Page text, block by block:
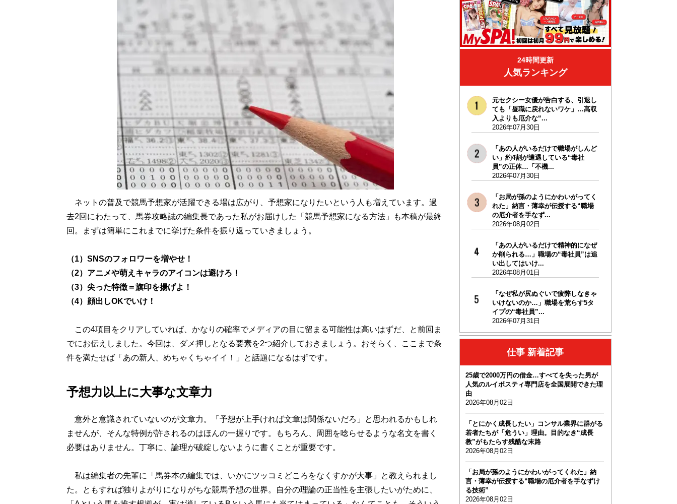
ネットの普及で競馬予想家が活躍できる場は広がり、予想家になりたいという人も増えています。過
去2回にわたって、馬券攻略誌の編集長であった私がお届けした「競馬予想家になる方法」も本稿が最終
回。まずは簡単にこれまでに挙げた条件を振り返っていきましょう。
（1）SNSのフォロワーを増やせ！
（2）アニメや萌えキャラのアイコンは避けろ！
（3）尖った特徴＝旗印を揚げよ！
（4）顔出しOKでいけ！
この4項目をクリアしていれば、かなりの確率でメディアの目に留まる可能性は高いはずだ、と前回ま
でにお伝えしました。今回は、ダメ押しとなる要素を2つ紹介しておきましょう。おそらく、ここまで条
件を満たせば「あの新人、めちゃくちゃイイ！」と話題になるはずです。
予想力以上に大事な文章力
意外と意識されていないのが文章力。「予想が上手ければ文章は関係ないだろ」と思われるかもしれ
ませんが、そんな特例が許されるのはほんの一握りです。もちろん、周囲を唸らせるような名文を書く
必要はありません。丁寧に、論理が破綻しないように書くことが重要です。
私は編集者の先輩に「馬券本の編集では、いかにツッコミどころをなくすかが大事」と教えられまし
た。ともすれば独りよがりになりがちな競馬予想の世界。自分の理論の正当性を主張したいがために、
24時間更新
人気ランキング
元セクシー女優が告白する、引退し
ても「昼職に戻れないワケ」…高収
入よりも厄介な“...
2026年07月30日
「あの人がいるだけで職場がしんど
い」約4割が遭遇している“毒社
員”の正体…「不機...
2026年07月30日
「お局が孫のようにかわいがってく
れた」納言・薄幸が伝授する“職場
の厄介者を手なず...
2026年08月02日
「あの人がいるだけで精神的になぜ
か削られる…」職場の“毒社員”は追
い出してはいけ...
2026年08月01日
「なぜ私が尻ぬぐいで疲弊しなきゃ
いけないのか…」職場を荒らす5タ
イプの“毒社員”...
2026年07月31日
仕事 新着記事
25歳で2000万円の借金…すべてを失った男が
人気のルイボスティ専門店を全国展開できた理
由
2026年08月02日
「とにかく成長したい」コンサル業界に群がる
若者たちが「危うい」理由。目的なき“成長
教”がもたらす残酷な末路
2026年08月02日
「お局が孫のようにかわいがってくれた」納
言・薄幸が伝授する“職場の厄介者を手なずけ
る技術”
2026年08月02日